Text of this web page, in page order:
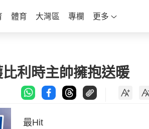
體育 大灣區 專欄 更多
利時主帥擁抱送暖
最Hit